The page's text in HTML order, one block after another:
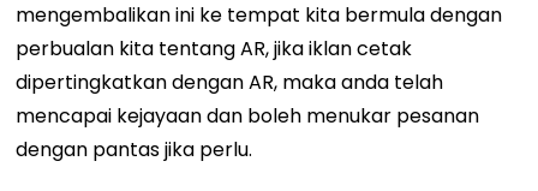
mengembalikan ini ke tempat kita bermula dengan
perbualan kita tentang AR, jika iklan cetak
dipertingkatkan dengan AR, maka anda telah
mencapai kejayaan dan boleh menukar pesanan
dengan pantas jika perlu.